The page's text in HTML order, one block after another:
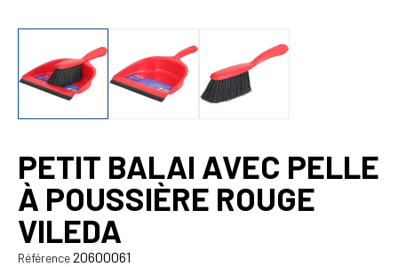
PETIT BALAI AVEC PELLE
À POUSSIÈRE ROUGE
VILEDA
Référence20600061